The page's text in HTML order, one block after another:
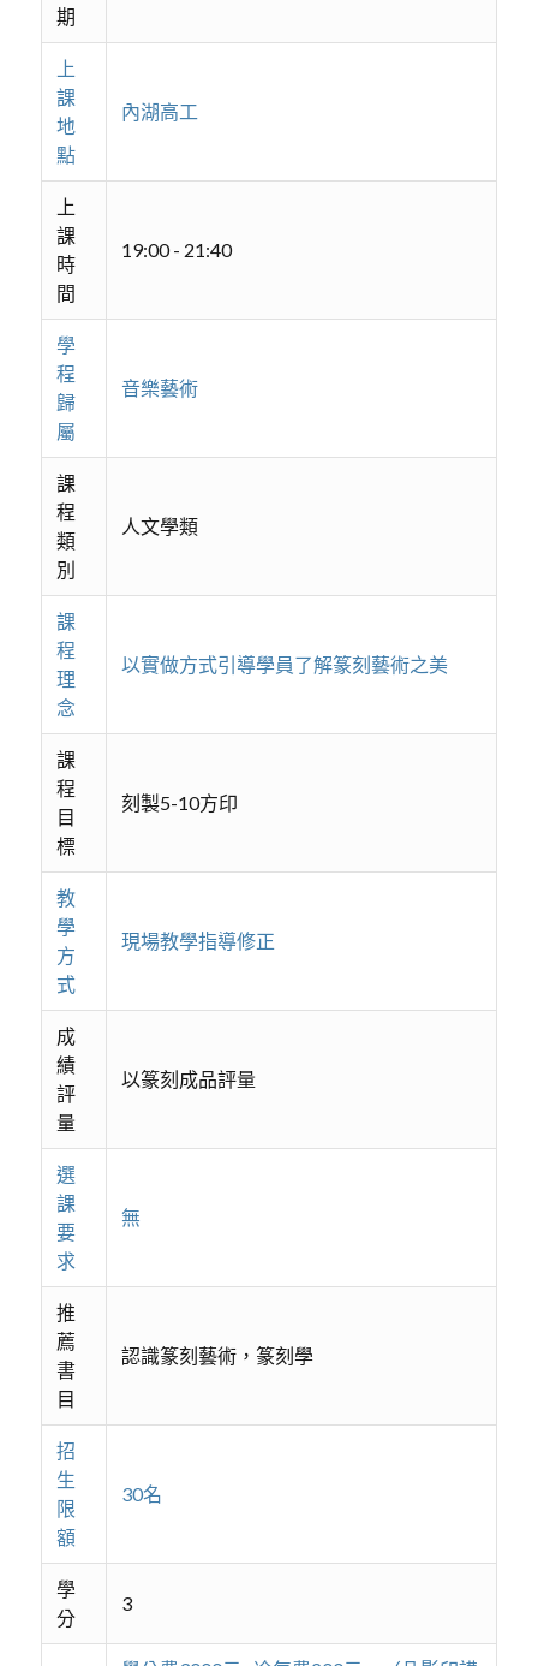
期
上
課
地
點
內湖高工
上
課
時
間
19:00 - 21:40
學
程
歸
屬
音樂藝術
課
程
類
別
人文學類
課
程
理
念
以實做方式引導學員了解篆刻藝術之美
課
程
目
標
刻製5-10方印
教
學
方
式
現場教學指導修正
成
績
評
量
以篆刻成品評量
選
課
要
求
無
推
薦
書
目
認識篆刻藝術，篆刻學
招
生
限
額
30名
學
分
3